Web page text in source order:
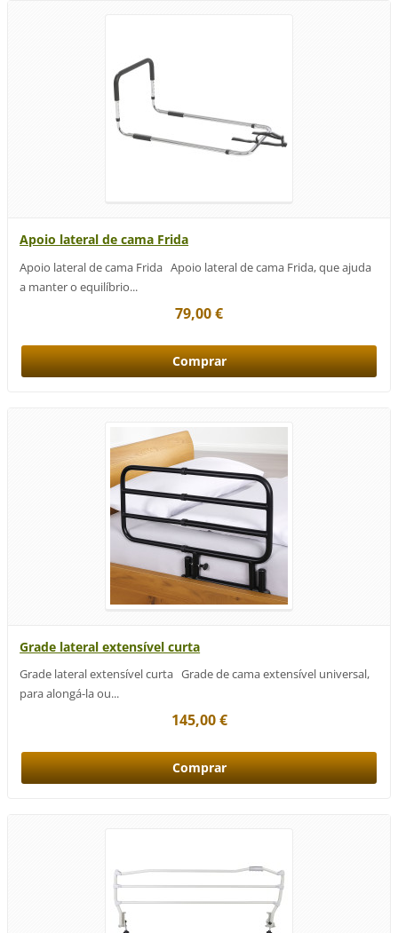
Apoio lateral de cama Frida
Apoio lateral de cama Frida Apoio lateral de cama Frida, que ajuda
a manter o equilíbrio...
79,00 €
Grade lateral extensível curta
Grade lateral extensível curta Grade de cama extensível universal,
para alongá-la ou...
145,00 €